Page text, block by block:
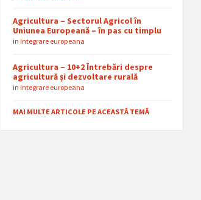
Agricultura – Sectorul Agricol în
Uniunea Europeană – în pas cu timplu
inIntegrare europeana
Agricultura – 10+2 Întrebări despre
agricultură și dezvoltare rurală
inIntegrare europeana
MAI MULTE ARTICOLE PE ACEASTĂ TEMĂ